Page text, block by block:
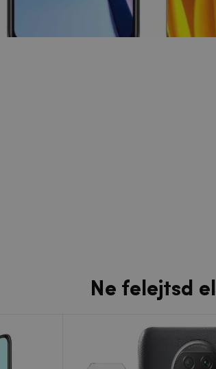
Ne felejtsd el